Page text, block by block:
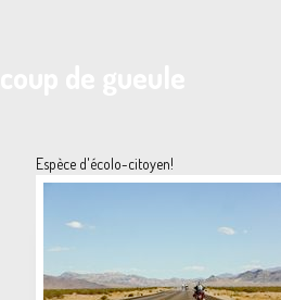
Espèce d'écolo-citoyen!